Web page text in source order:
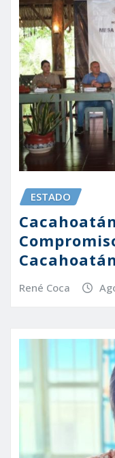
ESTADO
René Coca